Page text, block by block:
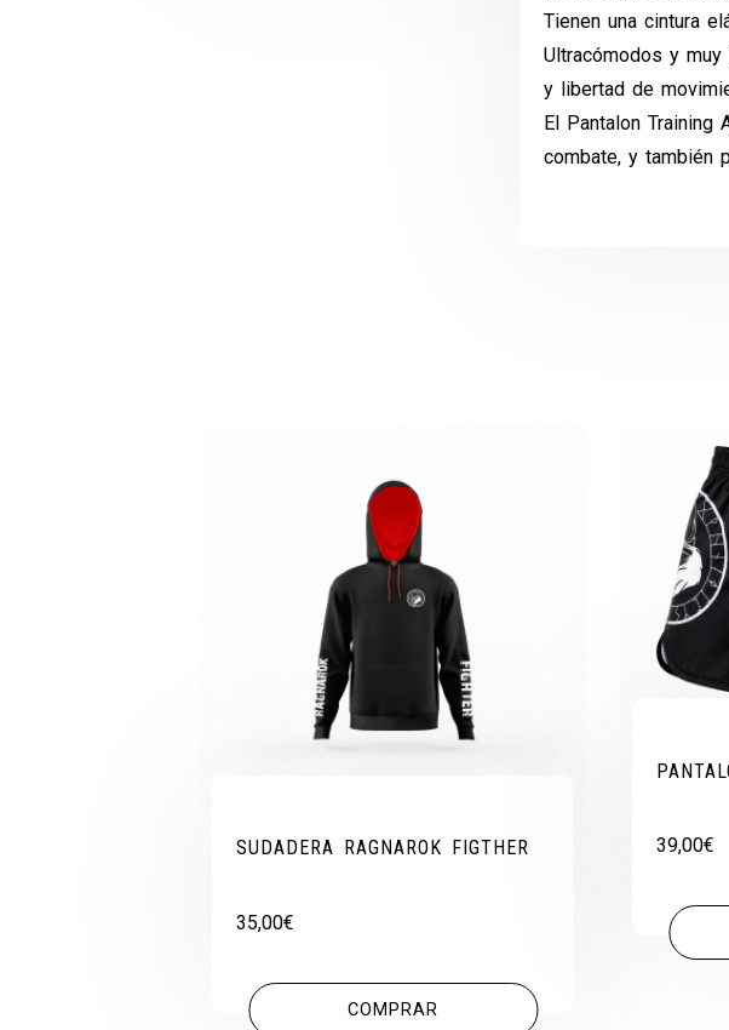
Tienen una cintura
Ultracómodos y
y libertad de
El Pantalon
combate, y también
SUDADERA RAGNAROK FIGTHER
35,00€
COMPRAR
39,00€